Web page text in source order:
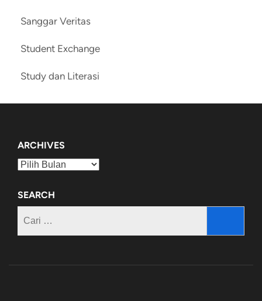
Sanggar Veritas
Student Exchange
Study dan Literasi
ARCHIVES
Archives
SEARCH